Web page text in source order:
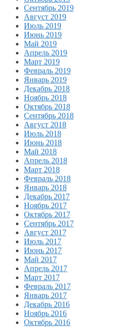
Сентябрь 2019
Август 2019
Июль 2019
Июнь 2019
Май 2019
Апрель 2019
Март 2019
Февраль 2019
Январь 2019
Декабрь 2018
Ноябрь 2018
Октябрь 2018
Сентябрь 2018
Август 2018
Июль 2018
Июнь 2018
Май 2018
Апрель 2018
Март 2018
Февраль 2018
Январь 2018
Декабрь 2017
Ноябрь 2017
Октябрь 2017
Сентябрь 2017
Август 2017
Июль 2017
Июнь 2017
Май 2017
Апрель 2017
Март 2017
Февраль 2017
Январь 2017
Декабрь 2016
Ноябрь 2016
Октябрь 2016